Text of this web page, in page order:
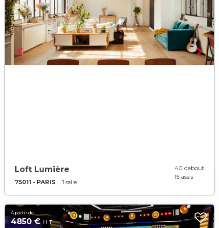
Loft Lumière
75011 - PARIS 1 salle
40 debout
15 assis
À partir de
4850 € H.T